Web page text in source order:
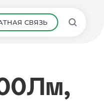
СВЯЗЬ